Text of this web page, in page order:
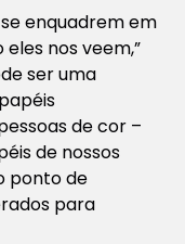
enquadrem em
nos veem,”
ser uma
de cor –
de nossos
ponto de
para